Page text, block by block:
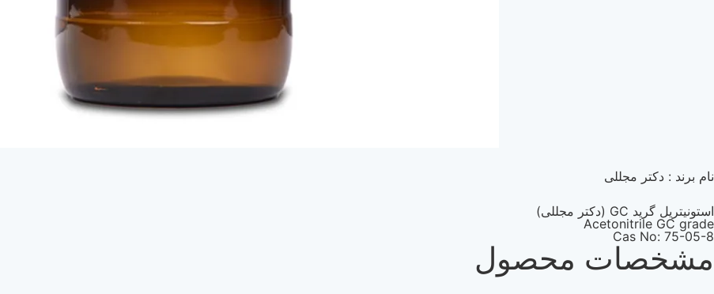
نام برند : دکتر مجللی
استونیتریل گرید GC (دکتر مجللی)
Acetonitrile GC grade
Cas No: 75-05-8
مشخصات محصول